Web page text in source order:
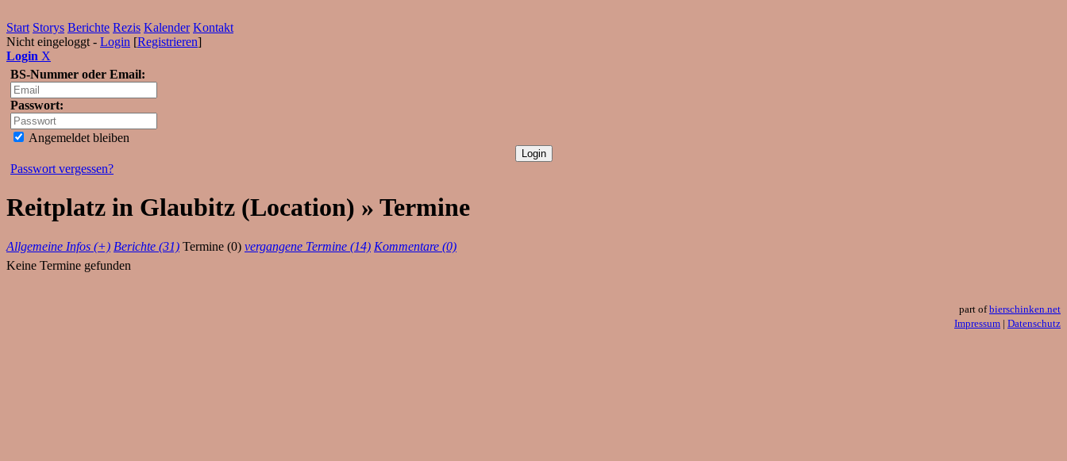
Start Storys Berichte Rezis Kalender Kontakt
Nicht eingeloggt - Login [Registrieren]
Login X
BS-Nummer oder Email:
Passwort:
Angemeldet bleiben
Passwort vergessen?
Reitplatz in Glaubitz (Location) » Termine
Allgemeine Infos (+) Berichte (31) Termine (0) vergangene Termine (14) Kommentare (0)
Keine Termine gefunden
part ofbierschinken.net
Impressum | Datenschutz